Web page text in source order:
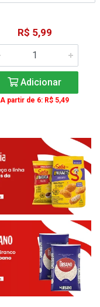
R$ 5,99
Adicionar
A partir de 6: R$ 5,49